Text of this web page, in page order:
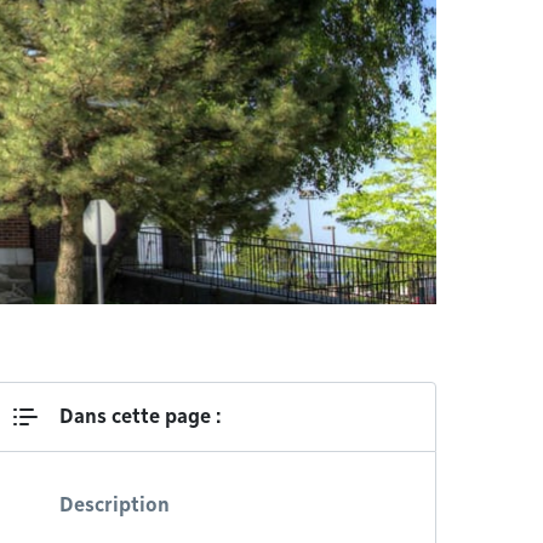
Dans cette page :
Description